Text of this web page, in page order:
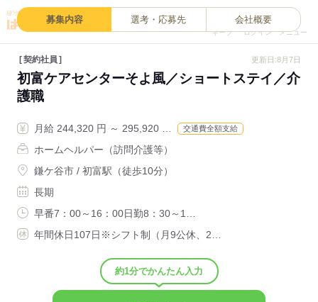
キープ ログイン メニュー
募集内容 選考・応募先 会社概要
契約社員 更新日:8月7日
初富ケアセンターそよ風／ショートステイ／介
護職
月給 244,320 円 ～ 295,920 … 交通費全額支給
ホームヘルパー（訪問介護等）
鎌ケ谷市 / 初富駅（徒歩10分）
長期
早番7：00～16：00日勤8：30～1…
年間休日107日※シフト制（月9公休、2…
約1分でかんたん入力